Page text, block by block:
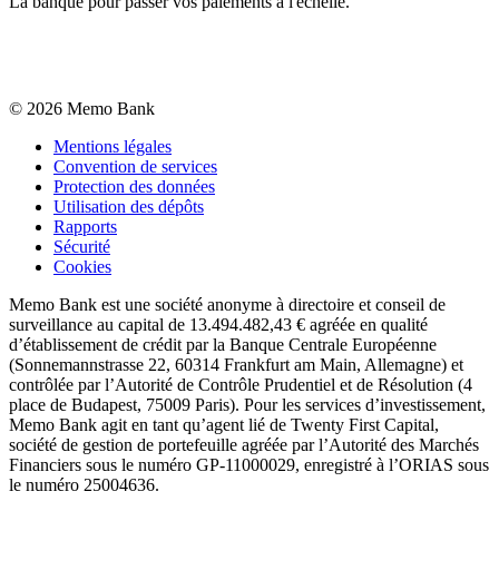
© 2026 Memo Bank
Mentions légales
Convention de services
Protection des données
Utilisation des dépôts
Rapports
Sécurité
Cookies
Memo Bank est une société anonyme à directoire et conseil de
surveillance au capital de 13.494.482,43 € agréée en qualité
d’établissement de crédit par la Banque Centrale Européenne
(Sonnemannstrasse 22, 60314 Frankfurt am Main, Allemagne) et
contrôlée par l’Autorité de Contrôle Prudentiel et de Résolution (4
place de Budapest, 75009 Paris). Pour les services d’investissement,
Memo Bank agit en tant qu’agent lié de Twenty First Capital,
société de gestion de portefeuille agréée par l’Autorité des Marchés
Financiers sous le numéro GP-11000029, enregistré à l’ORIAS sous
le numéro 25004636.